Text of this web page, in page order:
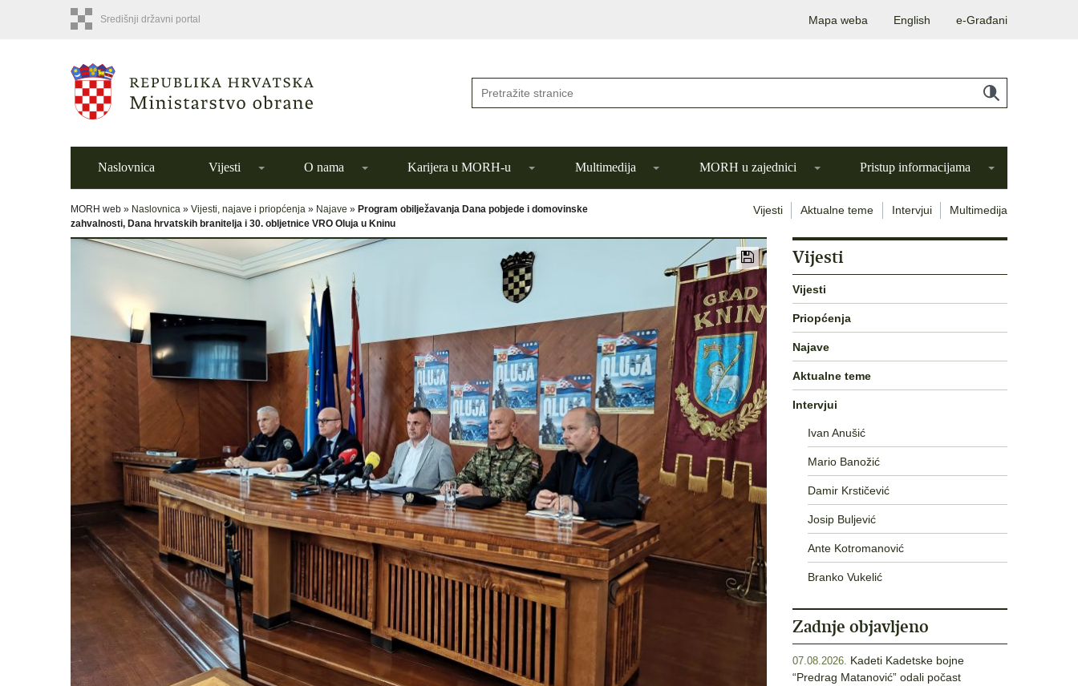
Središnji državni portal Mapa weba English e-Građani
Naslovnica Vijesti O nama Karijera u MORH-u Multimedija MORH u zajednici Pristup informacijama
MORH web » Naslovnica » Vijesti, najave i priopćenja » Najave » Program obilježavanja Dana pobjede i domovinske
zahvalnosti, Dana hrvatskih branitelja i 30. obljetnice VRO Oluja u Kninu
Vijesti Aktualne teme Intervjui Multimedija
Vijesti
Vijesti
Priopćenja
Najave
Aktualne teme
Intervjui
Ivan Anušić
Mario Banožić
Damir Krstičević
Josip Buljević
Ante Kotromanović
Branko Vukelić
Zadnje objavljeno
07.08.2026. Kadeti Kadetske bojne
“Predrag Matanović” odali počast